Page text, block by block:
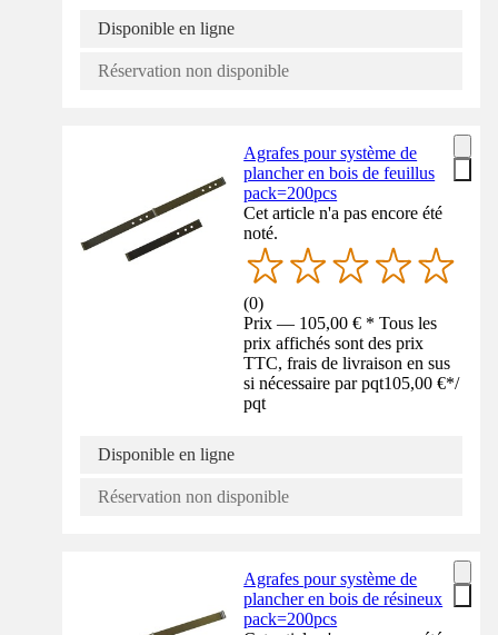
Disponible en ligne
Réservation non disponible
Agrafes pour système de
plancher en bois de feuillus
pack=200pcs
Cet article n'a pas encore été
noté.
(0)
Prix — 105,00 € * Tous les
prix affichés sont des prix
TTC, frais de livraison en sus
si nécessaire par pqt105,00 €*/
pqt
Disponible en ligne
Réservation non disponible
Agrafes pour système de
plancher en bois de résineux
pack=200pcs